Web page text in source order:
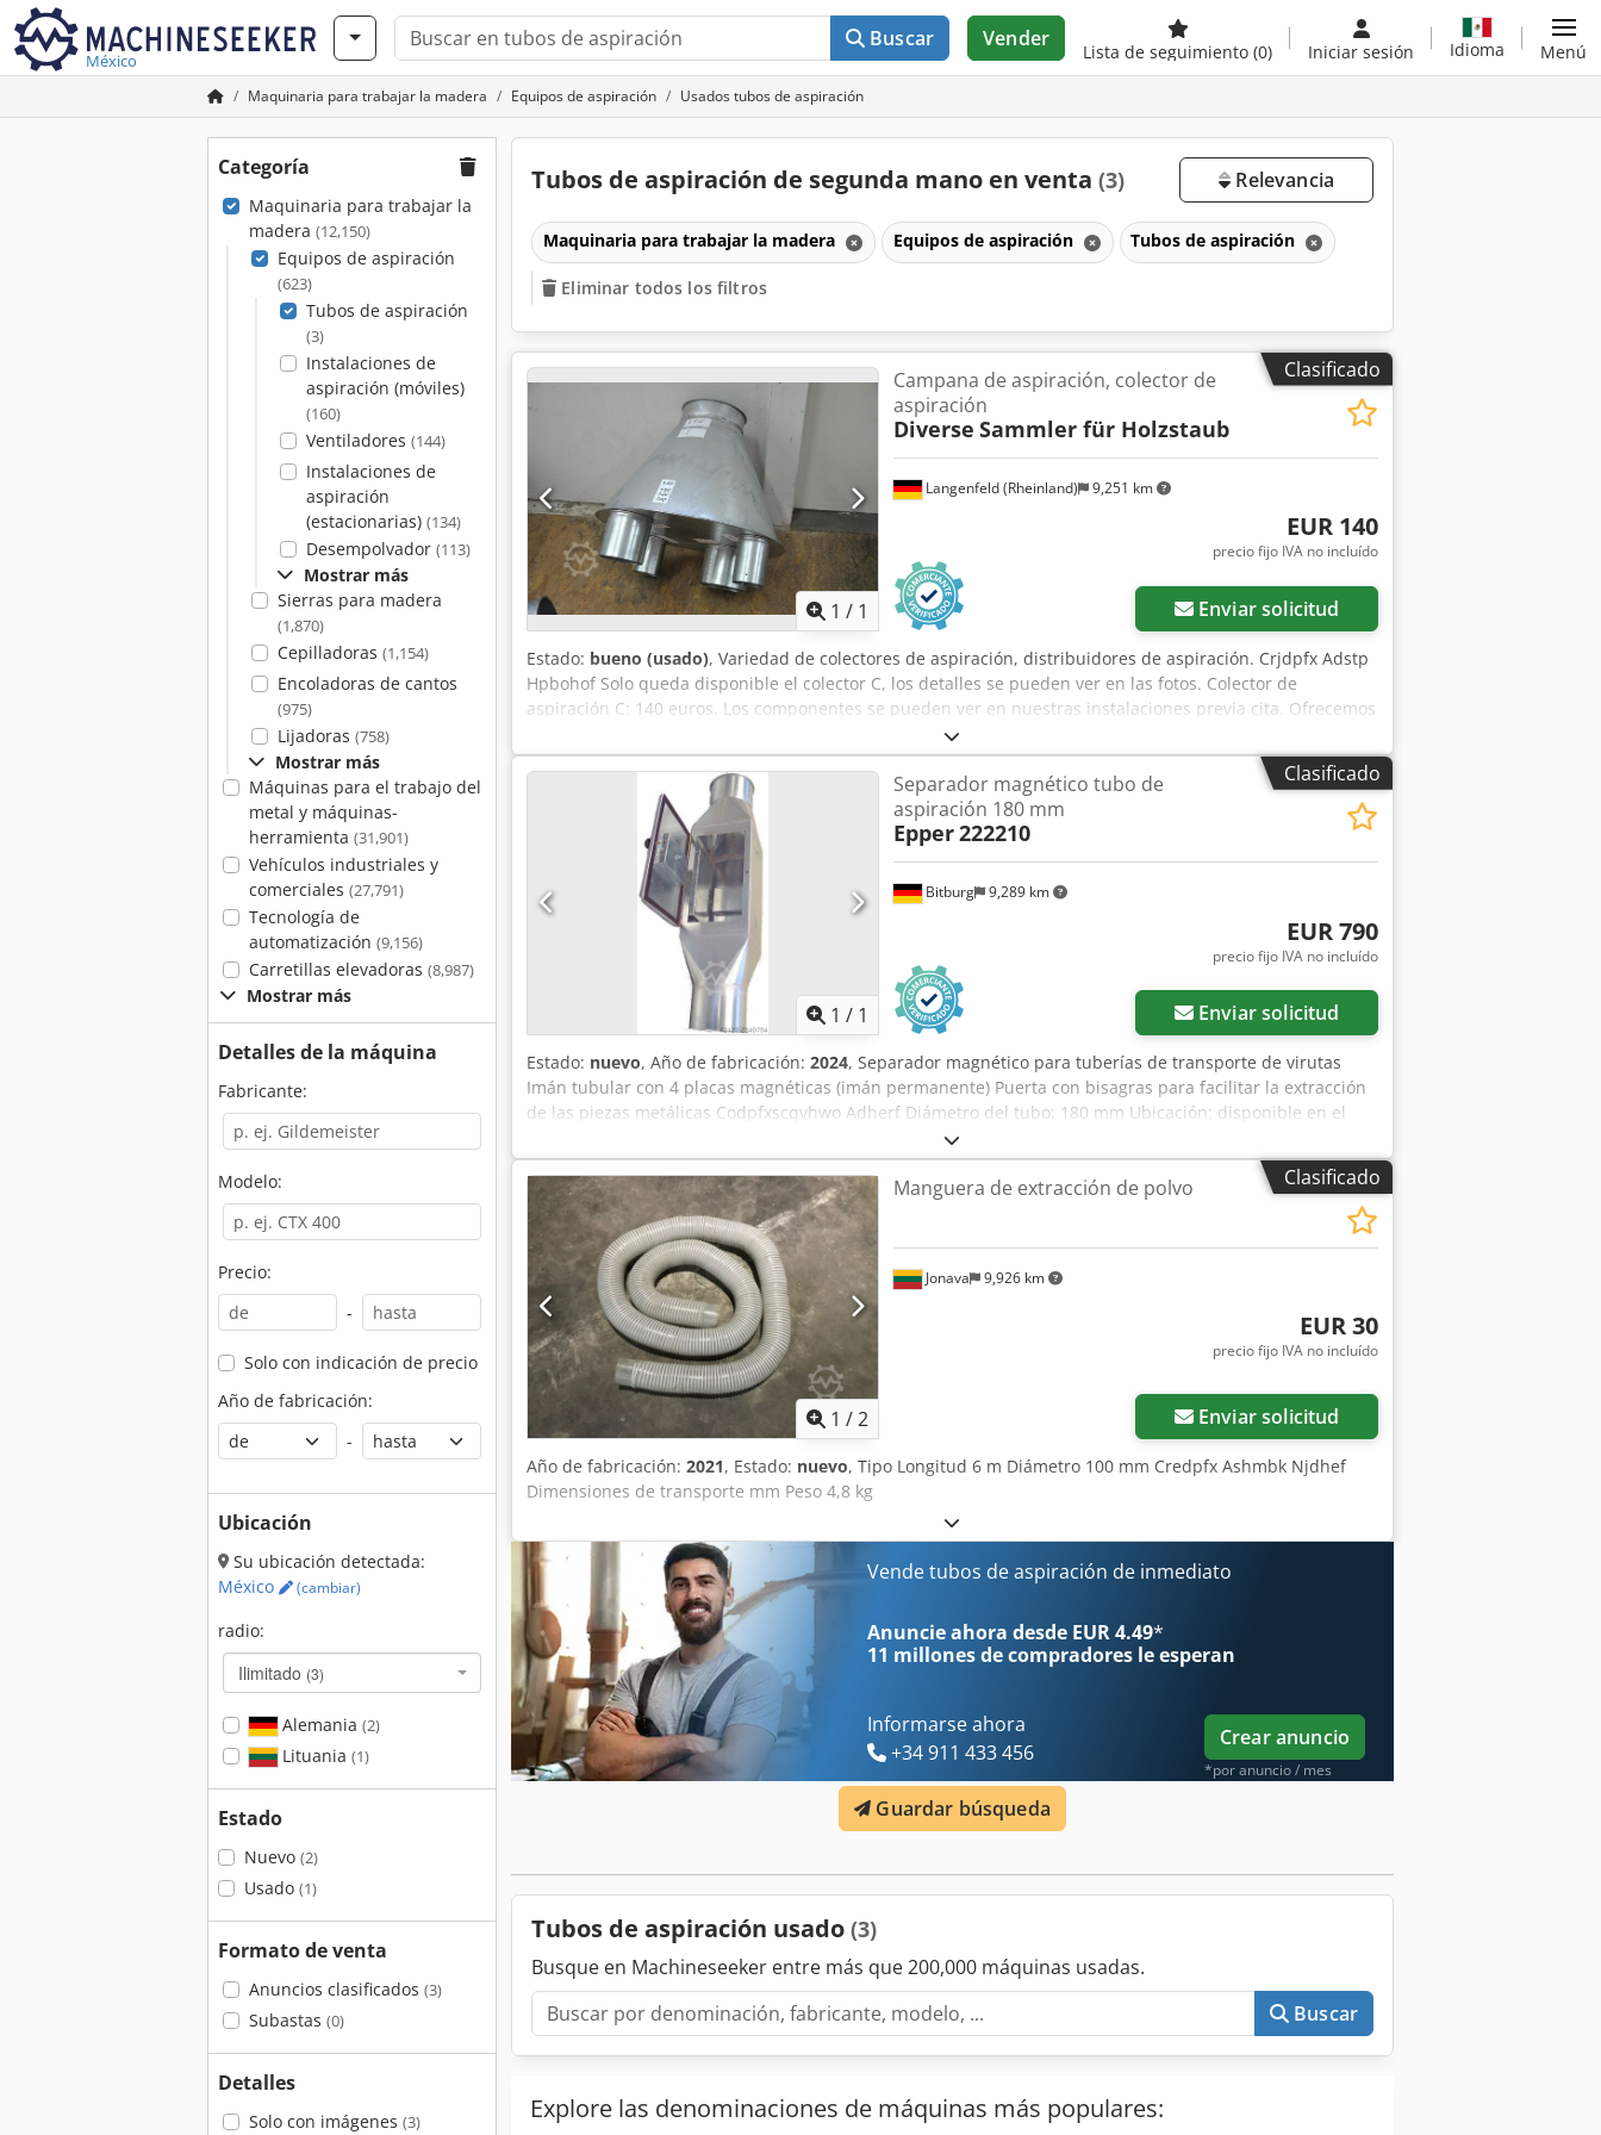
México
Buscar Vender
Lista de seguimiento (0) Iniciar sesión Idioma Menú
Maquinaria para trabajar la madera Equipos de aspiración Usados tubos de aspiración
Categoría
Maquinaria para trabajar la
madera (12,150)
Equipos de aspiración
(623)
Tubos de aspiración
(3)
Instalaciones de
aspiración (móviles)
(160)
Ventiladores (144)
Instalaciones de
aspiración
(estacionarias) (134)
Desempolvador (113)
Mostrar más
Sierras para madera
(1,870)
Cepilladoras (1,154)
Encoladoras de cantos
(975)
Lijadoras (758)
Mostrar más
Máquinas para el trabajo del
metal y máquinas-
herramienta (31,901)
Vehículos industriales y
comerciales (27,791)
Tecnología de
automatización (9,156)
Carretillas elevadoras (8,987)
Mostrar más
Detalles de la máquina
Fabricante:
Modelo:
Precio:
-
Solo con indicación de precio
Año de fabricación:
-
Ubicación
Su ubicación detectada:
México
(cambiar)
radio:
Ilimitado (3)
Alemania (2)
Lituania (1)
Estado
Nuevo (2)
Usado (1)
Formato de venta
Anuncios clasificados (3)
Subastas (0)
Detalles
Solo con imágenes (3)
Tubos de aspiración de segunda mano en venta (3) Relevancia
Maquinaria para trabajar la madera Equipos de aspiración Tubos de aspiración
Eliminar todos los filtros
Clasificado
1 / 1
Langenfeld (Rheinland) 9,251 km
Campana de aspiración, colector de
aspiración
Diverse Sammler für Holzstaub
EUR 140
precio fijo IVA no incluído
Enviar solicitud
Estado: bueno (usado), Variedad de colectores de aspiración, distribuidores de aspiración. Crjdpfx Adstp
Hpbohof Solo queda disponible el colector C, los detalles se pueden ver en las fotos. Colector de
aspiración C: 140 euros. Los componentes se pueden ver en nuestras instalaciones previa cita. Ofrecemos
únicamente máquinas que están listas para ser demostradas y que se encuentran en nuestro almacén;
consulte «otras ofertas de este proveedor».
Clasificado
1 / 1
Bitburg 9,289 km
Separador magnético tubo de
aspiración 180 mm
Epper222210
EUR 790
precio fijo IVA no incluído
Enviar solicitud
Estado: nuevo, Año de fabricación: 2024, Separador magnético para tuberías de transporte de virutas
Imán tubular con 4 placas magnéticas (imán permanente) Puerta con bisagras para facilitar la extracción
de las piezas metálicas Codpfxscqvhwo Adherf Diámetro del tubo: 180 mm Ubicación: disponible en el
Clasificado
Pedir más fotos
1 /2
Jonava 9,926 km
Manguera de extracción de polvo
EUR 30
precio fijo IVA no incluído
Enviar solicitud
Año de fabricación: 2021, Estado: nuevo, Tipo Longitud 6 m Diámetro 100 mm Credpfx Ashmbk Njdhef
Dimensiones de transporte mm Peso 4,8 kg
Vende tubos de aspiración de inmediato
Anuncie ahora desde EUR 4.49*
11 millones de compradores le esperan
Informarse ahora
+34 911 433 456
Crear anuncio
*por anuncio / mes
Guardar búsqueda
Tubos de aspiración usado (3)
Busque en Machineseeker entre más que 200,000 máquinas usadas.
Buscar
Explore las denominaciones de máquinas más populares: